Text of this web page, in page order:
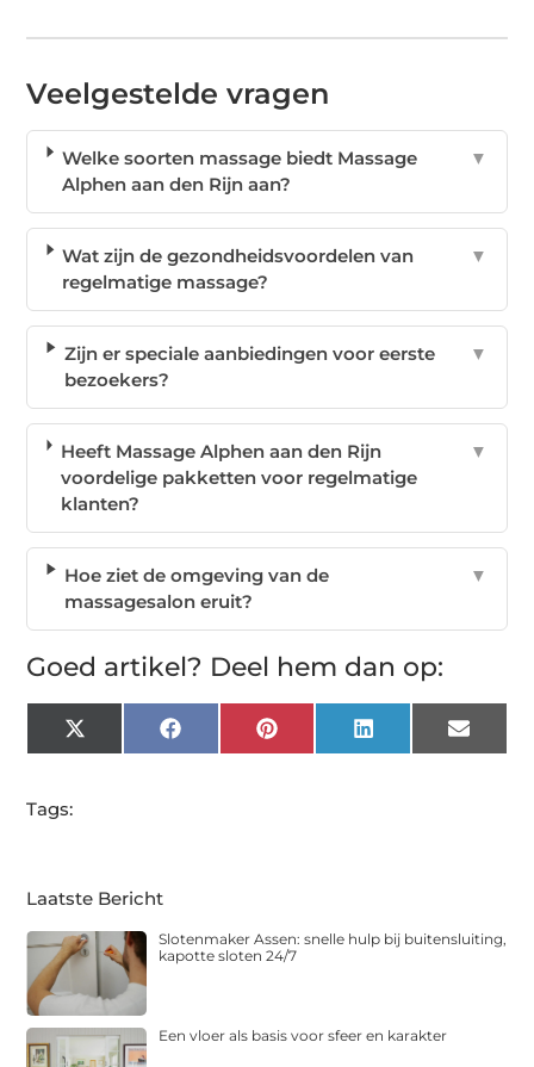
Veelgestelde vragen
Welke soorten massage biedt Massage
Alphen aan den Rijn aan?
▼
Wat zijn de gezondheidsvoordelen van
regelmatige massage?
▼
Zijn er speciale aanbiedingen voor eerste
bezoekers?
▼
Heeft Massage Alphen aan den Rijn
voordelige pakketten voor regelmatige
klanten?
▼
Hoe ziet de omgeving van de
massagesalon eruit?
▼
Goed artikel? Deel hem dan op:
X
(Twitter)
FacebookPinterest LinkedIn Email
Tags:
Laatste Bericht
Slotenmaker Assen: snelle hulp bij buitensluiting,
kapotte sloten 24/7
Een vloer als basis voor sfeer en karakter